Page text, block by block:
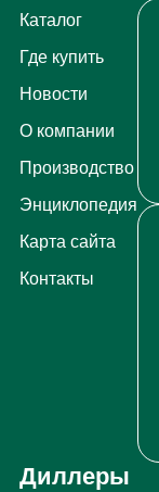
Каталог
Где купить
Новости
О компании
Производство
Энциклопедия
Карта сайта
Контакты
Диллеры